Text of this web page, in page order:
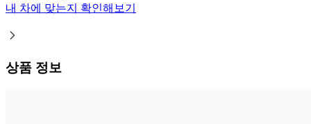
내 차에 맞는지 확인해보기
상품 정보